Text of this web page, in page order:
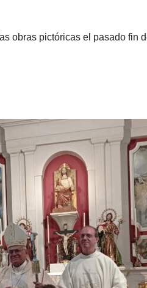
obras pictóricas el pasado fin